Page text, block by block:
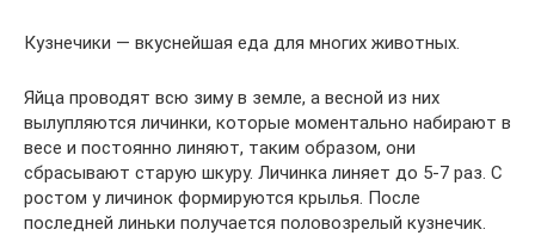
Кузнечики — вкуснейшая еда для многих животных.
Яйца проводят всю зиму в земле, а весной из них
вылупляются личинки, которые моментально набирают в
весе и постоянно линяют, таким образом, они
сбрасывают старую шкуру. Личинка линяет до 5-7 раз. С
ростом у личинок формируются крылья. После
последней линьки получается половозрелый кузнечик.